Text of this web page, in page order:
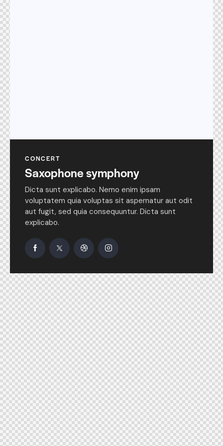
CONCERT
Saxophone symphony
Dicta sunt explicabo. Nemo enim ipsam
voluptatem quia voluptas sit aspernatur aut odit
aut fugit, sed quia consequuntur. Dicta sunt
explicabo.